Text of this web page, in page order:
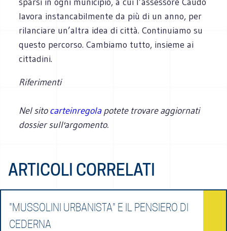
lavora instancabilmente da più di un anno, per
rilanciare un’altra idea di città. Continuiamo su
questo percorso. Cambiamo tutto, insieme ai
cittadini.
Riferimenti
Nel sitocarteinregolapotete trovare aggiornati
dossier sull'argomento.
ARTICOLI CORRELATI
"MUSSOLINI URBANISTA" E IL PENSIERO DI
CEDERNA